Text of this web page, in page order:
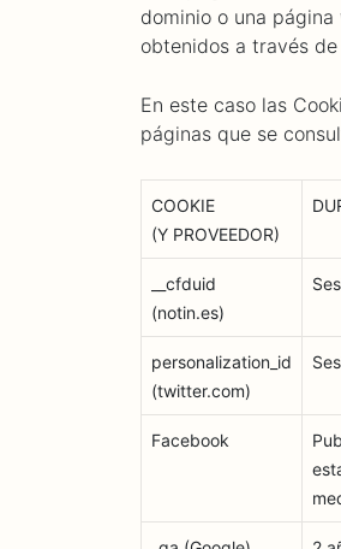
dominio o una
obtenidos a través de
En este caso las
páginas que se
COOKIE
(Y PROVEEDOR)
__cfduid
(notin.es)
personalization_id
(twitter.com)
Facebook